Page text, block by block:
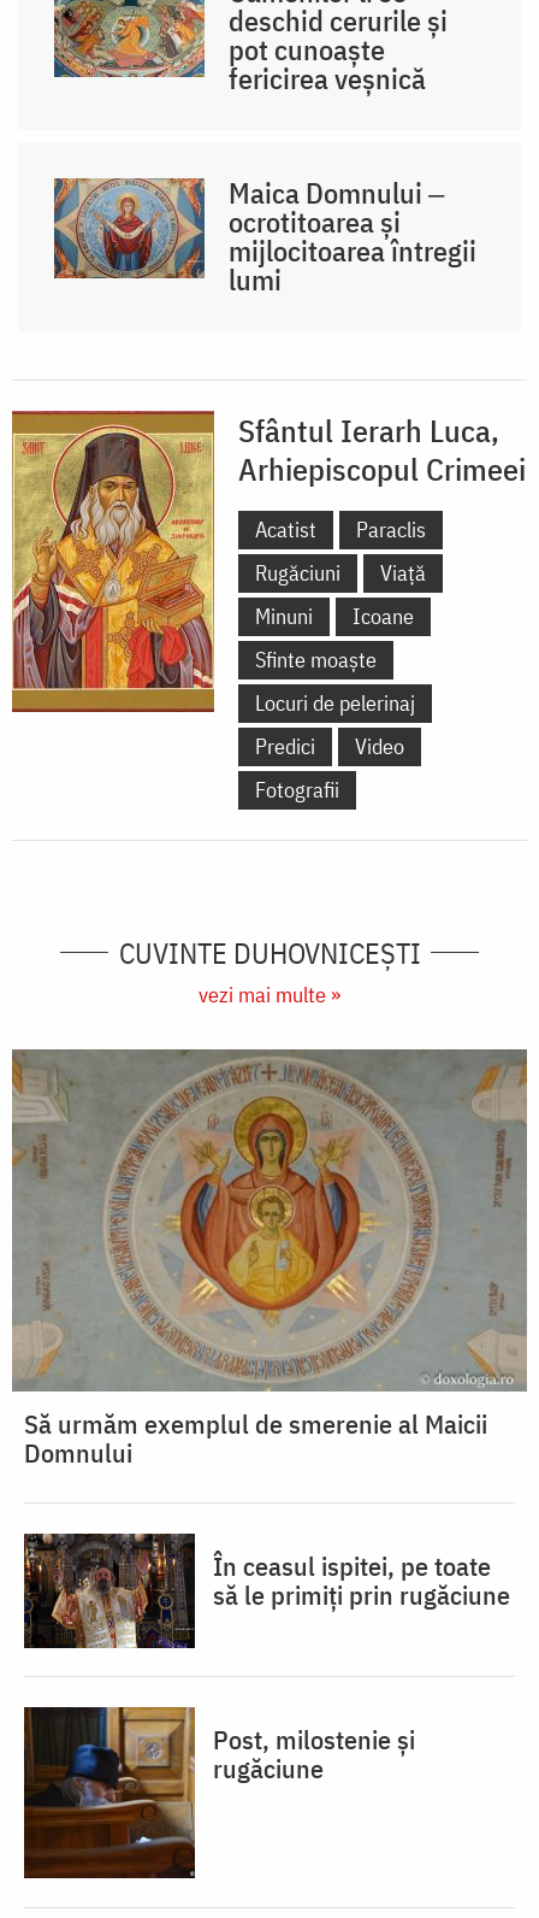
deschid cerurile și
pot cunoaște
fericirea veșnică
Maica Domnului ‒
ocrotitoarea și
mijlocitoarea întregii
lumi
Sfântul Ierarh Luca,
Arhiepiscopul Crimeei
Acatist
Paraclis
Rugăciuni
Viață
Minuni
Icoane
Sfinte moaște
Locuri de pelerinaj
Predici
Video
Fotografii
CUVINTE DUHOVNICEȘTI
vezi mai multe »
Să urmăm exemplul de smerenie al Maicii
Domnului
În ceasul ispitei, pe toate
să le primiți prin rugăciune
Post, milostenie și
rugăciune